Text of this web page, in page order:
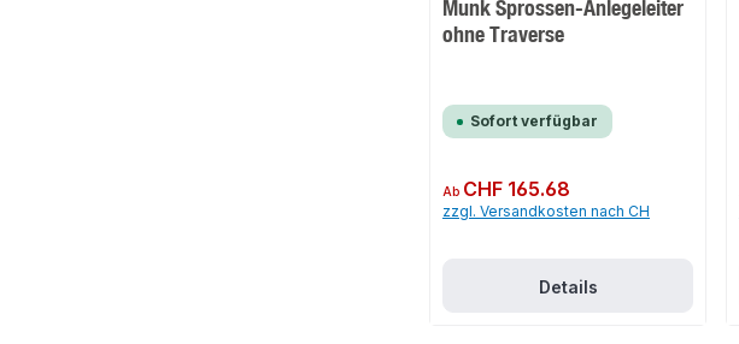
Munk Sprossen-Anlegeleiter
ohne Traverse
Sofort verfügbar
Regulärer Preis:
Ab CHF 165.68
zzgl. Versandkosten nach CH
Details